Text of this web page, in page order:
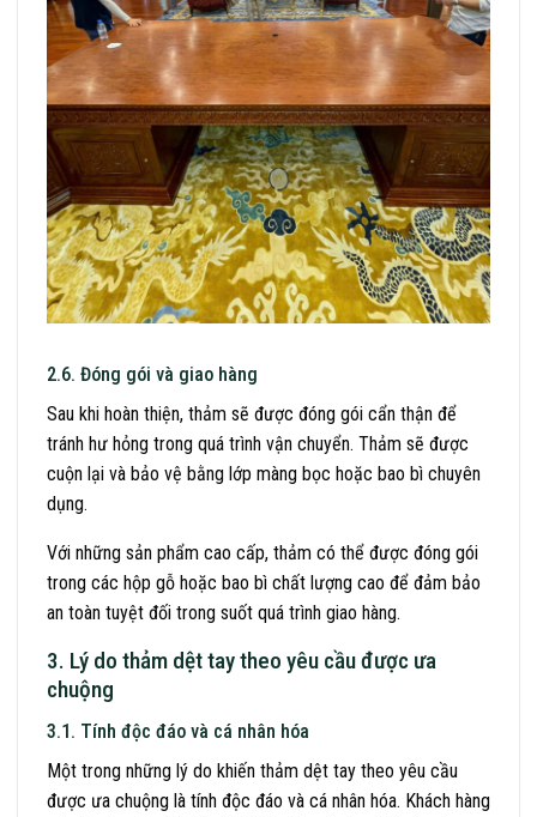
2.6. Đóng gói và giao hàng
Sau khi hoàn thiện, thảm sẽ được đóng gói cẩn thận để
tránh hư hỏng trong quá trình vận chuyển. Thảm sẽ được
cuộn lại và bảo vệ bằng lớp màng bọc hoặc bao bì chuyên
dụng.
Với những sản phẩm cao cấp, thảm có thể được đóng gói
trong các hộp gỗ hoặc bao bì chất lượng cao để đảm bảo
an toàn tuyệt đối trong suốt quá trình giao hàng.
3. Lý do thảm dệt tay theo yêu cầu được ưa
chuộng
3.1. Tính độc đáo và cá nhân hóa
Một trong những lý do khiến thảm dệt tay theo yêu cầu
được ưa chuộng là tính độc đáo và cá nhân hóa. Khách hàng